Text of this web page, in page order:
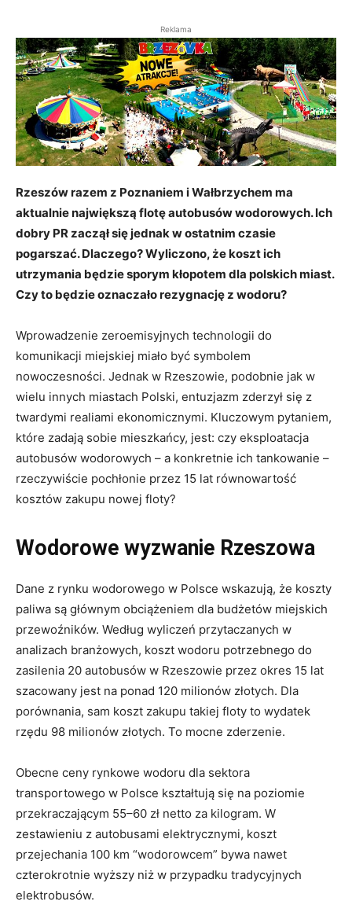
Reklama
Rzeszów razem z Poznaniem i Wałbrzychem ma
aktualnie największą flotę autobusów wodorowych. Ich
dobry PR zaczął się jednak w ostatnim czasie
pogarszać. Dlaczego? Wyliczono, że koszt ich
utrzymania będzie sporym kłopotem dla polskich miast.
Czy to będzie oznaczało rezygnację z wodoru?
Wprowadzenie zeroemisyjnych technologii do
komunikacji miejskiej miało być symbolem
nowoczesności. Jednak w Rzeszowie, podobnie jak w
wielu innych miastach Polski, entuzjazm zderzył się z
twardymi realiami ekonomicznymi. Kluczowym pytaniem,
które zadają sobie mieszkańcy, jest: czy eksploatacja
autobusów wodorowych – a konkretnie ich tankowanie –
rzeczywiście pochłonie przez 15 lat równowartość
kosztów zakupu nowej floty?
Wodorowe wyzwanie Rzeszowa
Dane z rynku wodorowego w Polsce wskazują, że koszty
paliwa są głównym obciążeniem dla budżetów miejskich
przewoźników. Według wyliczeń przytaczanych w
analizach branżowych, koszt wodoru potrzebnego do
zasilenia 20 autobusów w Rzeszowie przez okres 15 lat
szacowany jest na ponad 120 milionów złotych. Dla
porównania, sam koszt zakupu takiej floty to wydatek
rzędu 98 milionów złotych. To mocne zderzenie.
Obecne ceny rynkowe wodoru dla sektora
transportowego w Polsce kształtują się na poziomie
przekraczającym 55–60 zł netto za kilogram. W
zestawieniu z autobusami elektrycznymi, koszt
przejechania 100 km “wodorowcem” bywa nawet
czterokrotnie wyższy niż w przypadku tradycyjnych
elektrobusów.